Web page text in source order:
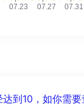
到10，如你需